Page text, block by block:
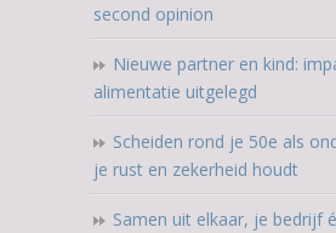
second opinion
Nieuwe partner en kind:
alimentatie uitgelegd
Scheiden rond je 50e als
je rust en zekerheid houdt
Samen uit elkaar, je bedrijf